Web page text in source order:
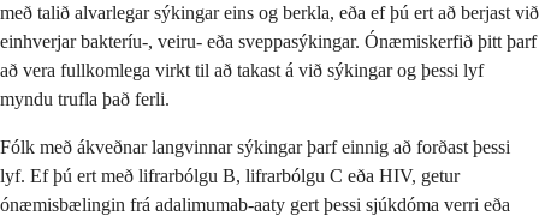
með talið alvarlegar sýkingar eins og berkla, eða ef þú ert að berjast við
einhverjar bakteríu-, veiru- eða sveppasýkingar. Ónæmiskerfið þitt þarf
að vera fullkomlega virkt til að takast á við sýkingar og þessi lyf
myndu trufla það ferli.
Fólk með ákveðnar langvinnar sýkingar þarf einnig að forðast þessi
lyf. Ef þú ert með lifrarbólgu B, lifrarbólgu C eða HIV, getur
ónæmisbælingin frá adalimumab-aaty gert þessi sjúkdóma verri eða